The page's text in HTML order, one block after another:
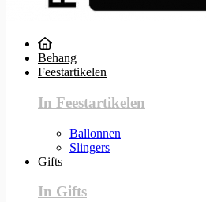
Behang
Feestartikelen
In Feestartikelen
Ballonnen
Slingers
Gifts
In Gifts